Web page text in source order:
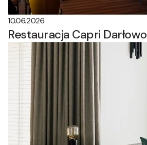
10.06.2026
Restauracja Capri Darłowo